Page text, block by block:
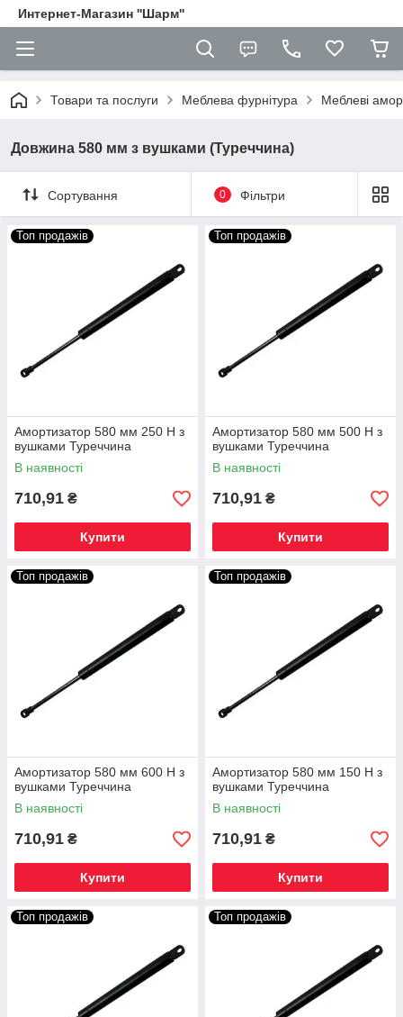
Интернет-Магазин ''Шарм''
Товари та послуги Меблева фурнітура Меблеві
Довжина 580 мм з вушками (Туреччина)
Сортування 0 Фільтри
Топ продажів
Амортизатор 580 мм 250 Н з
вушками Туреччина
В наявності
710,91 ₴
Купити
Топ продажів
Амортизатор 580 мм 500 Н з
вушками Туреччина
В наявності
710,91 ₴
Купити
Топ продажів
Амортизатор 580 мм 600 Н з
вушками Туреччина
В наявності
710,91 ₴
Купити
Топ продажів
Амортизатор 580 мм 150 Н з
вушками Туреччина
В наявності
710,91 ₴
Купити
Топ продажів Топ продажів